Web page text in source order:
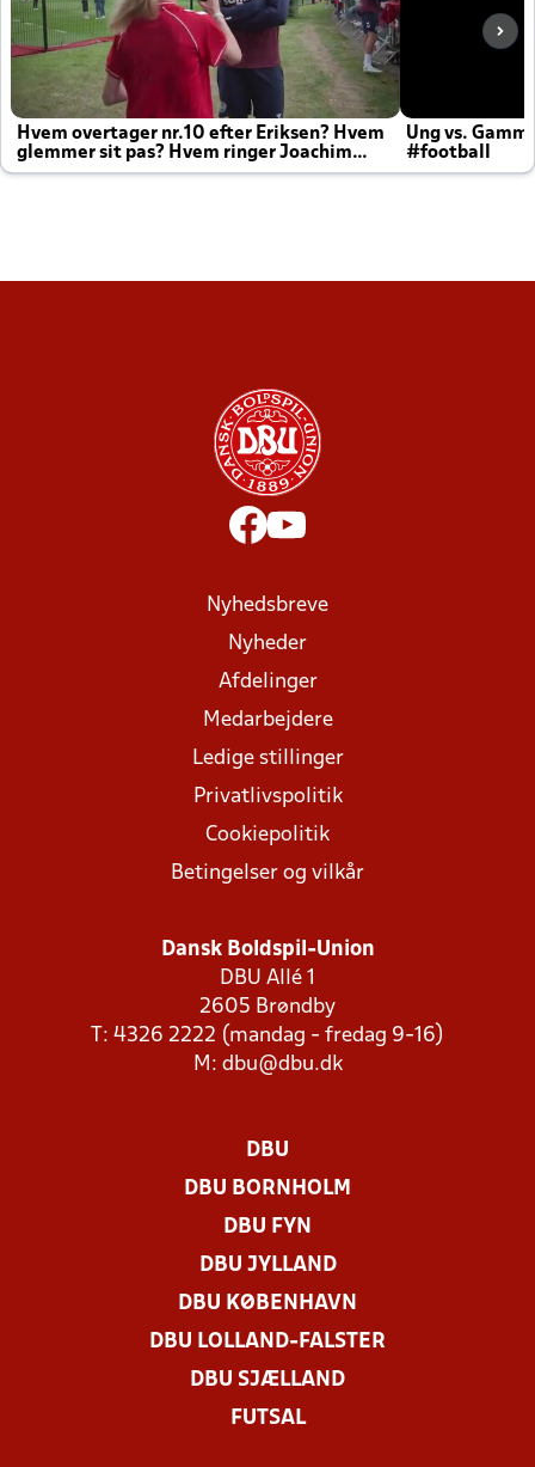
Hvem overtager nr.10 efter Eriksen? Hvem
glemmer sit pas? Hvem ringer Joachim
altid til efter kampe?
Ung vs.
#football
Nyhedsbreve
Nyheder
Afdelinger
Medarbejdere
Ledige stillinger
Privatlivspolitik
Cookiepolitik
Betingelser og vilkår
Dansk Boldspil-Union
DBU Allé 1
2605 Brøndby
T: 4326 2222 (mandag - fredag 9-16)
M: dbu@dbu.dk
DBU
DBU BORNHOLM
DBU FYN
DBU JYLLAND
DBU KØBENHAVN
DBU LOLLAND-FALSTER
DBU SJÆLLAND
FUTSAL